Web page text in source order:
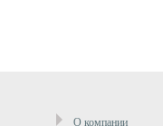
О компании